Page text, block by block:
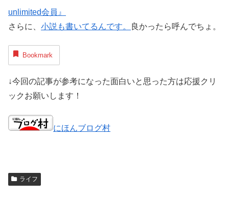
unlimited会員』
さらに、 小説も書いてるんです。 良かったら呼んでちょ。
Bookmark
↓今回の記事が参考になった面白いと思った方は応援クリ
ックお願いします！
にほんブログ村
ライフ